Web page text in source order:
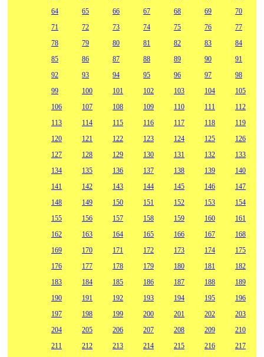
64
65 66 67 68 69
70
71
72 73 74 75 76
77
78
79 80 81 82 83
84
85
86 87 88 89 90
91
92
93 94 95 96 97
98
99
100 101 102 103 104
105
106
107 108 109 110 111
112
113
114 115 116 117 118
119
120
121 122 123 124 125
126
127
128 129 130 131 132
133
134
135 136 137 138 139
140
141
142 143 144 145 146
147
148
149 150 151 152 153
154
155
156 157 158 159 160
161
162
163 164 165 166 167
168
169
170 171 172 173 174
175
176
177 178 179 180 181
182
183
184 185 186 187 188
189
190
191 192 193 194 195
196
197
198 199 200 201 202
203
204
205 206 207 208 209
210
211
212 213 214 215 216
217